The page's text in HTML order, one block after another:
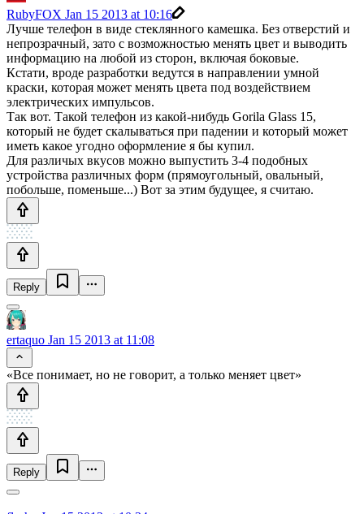
RubyFOX Jan 15 2013 at 10:16
Лучше телефон в виде стеклянного камешка. Без отверстий и
непрозрачный, зато с возможностью менять цвет и выводить
информацию на любой из сторон, включая боковые.
Кстати, вроде разработки ведутся в направлении умной
краски, которая может менять цвета под воздействием
электрических импульсов.
Так вот. Такой телефон из какой-нибудь Gorila Glass 15,
который не будет скалываться при падении и который может
иметь какое угодно оформление я бы купил.
Для различых вкусов можно выпустить 3-4 подобных
устройства различных форм (прямоугольный, овальный,
побольше, поменьше...) Вот за этим будущее, я считаю.
Reply
ertaquo Jan 15 2013 at 11:08
«Все понимает, но не говорит, а только меняет цвет»
Reply